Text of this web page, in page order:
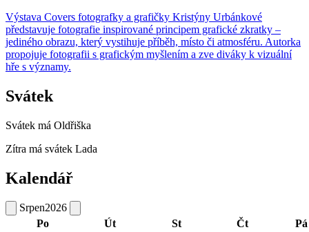
Výstava Covers fotografky a grafičky Kristýny Urbánkové
představuje fotografie inspirované principem grafické zkratky –
jediného obrazu, který vystihuje příběh, místo či atmosféru. Autorka
propojuje fotografii s grafickým myšlením a zve diváky k vizuální
hře s významy.
Svátek
Svátek má Oldřiška
Zítra má svátek Lada
Kalendář
Srpen2026
Po
Út St Čt
Pá